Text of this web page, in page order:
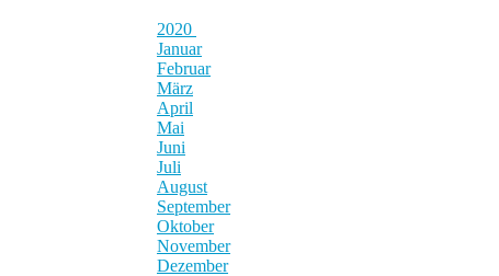
2020
Januar
Februar
März
April
Mai
Juni
Juli
August
September
Oktober
November
Dezember